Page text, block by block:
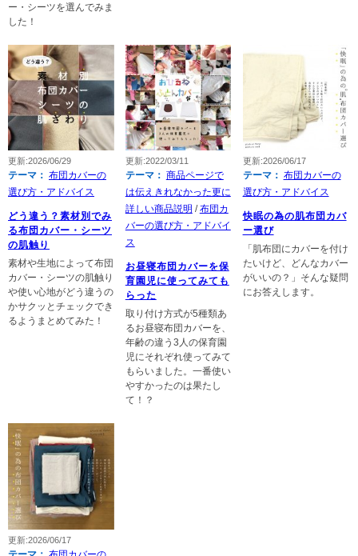
ー・シーツを選んでみま
した！
更新:2026/06/29
テーマ： 布団カバーの
選び方・アドバイス
どう違う？素材別でみ
る布団カバー・シーツ
の肌触り
素材や生地によって布団
カバー・シーツの肌触り
や使い心地がどう違うの
かサクッとチェックでき
るようまとめてみた！
更新:2022/03/11
テーマ： 商品ページで
は伝えきれなかった更に
詳しい商品説明 /布団カ
バーの選び方・アドバイ
ス
お昼寝布団カバーを保
育園児に使ってみても
らった
取り付け方式が5種類あ
るお昼寝布団カバーを、
年齢の違う3人の保育園
児にそれぞれ使ってみて
もらいました。一番使い
やすかったのは果たし
て！？
更新:2026/06/17
テーマ： 布団カバーの
選び方・アドバイス
快眠の為の肌布団カバ
ー選び
「肌布団にカバーを付け
たいけど、どんなカバー
がいいの？」そんな疑問
にお答えします。
更新:2026/06/17